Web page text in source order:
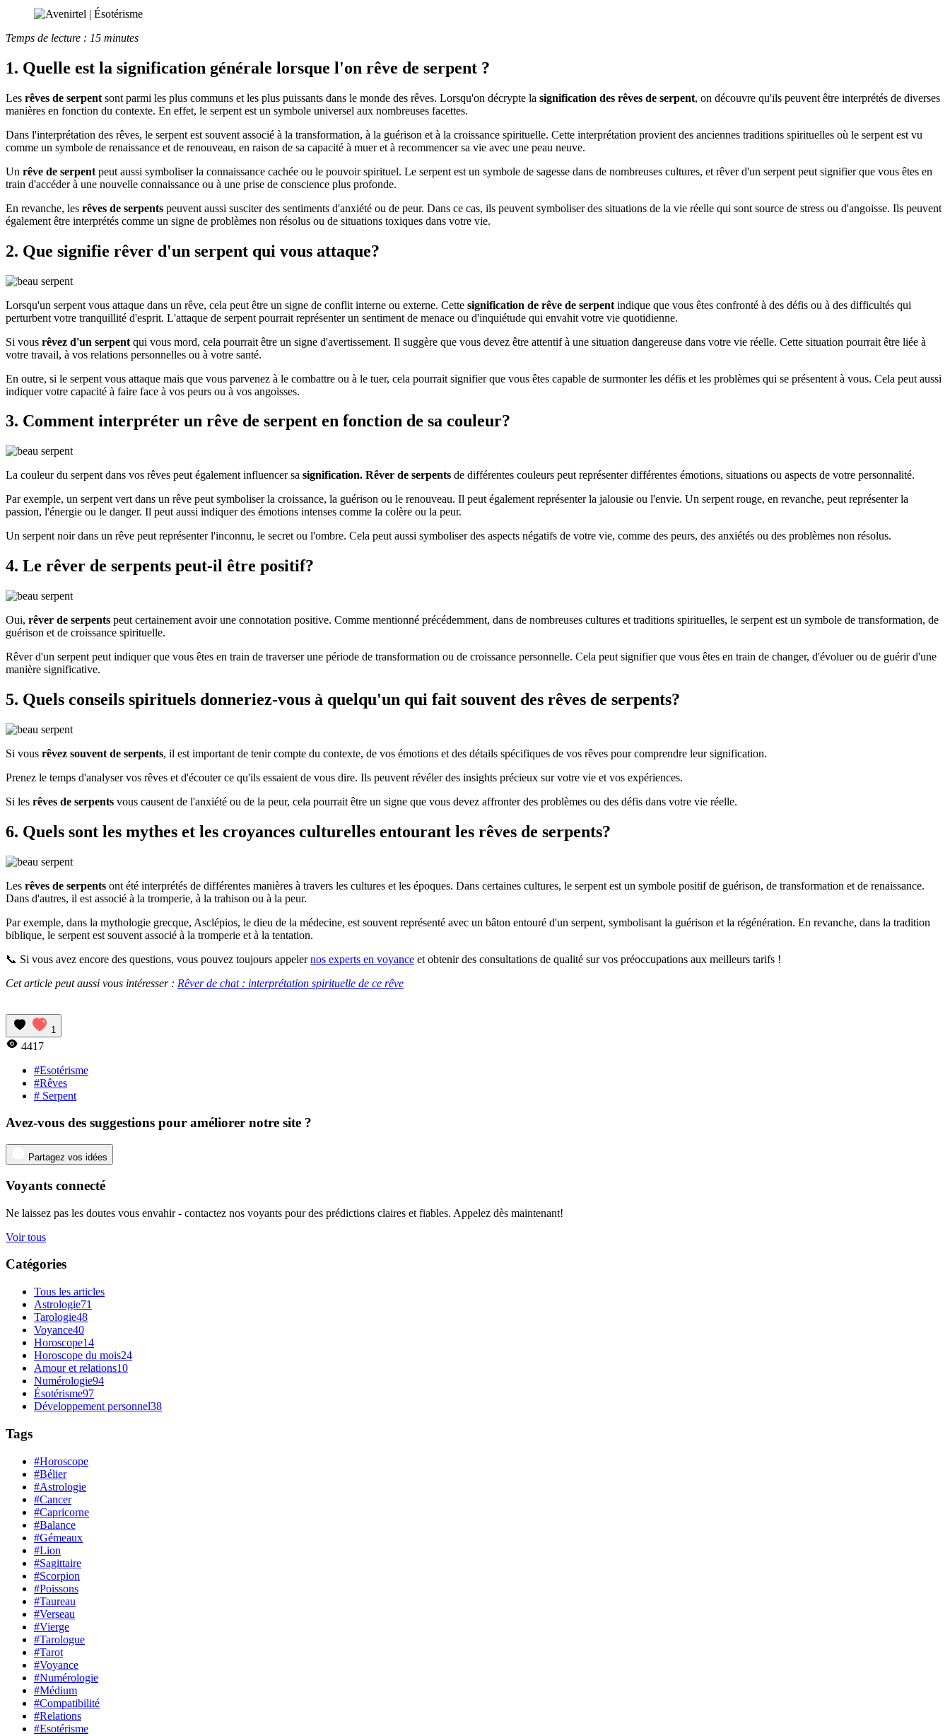
Temps de lecture : 15 minutes
1. Quelle est la signification générale lorsque l'on rêve de serpent ?
Les rêves de serpent sont parmi les plus communs et les plus puissants dans le monde des rêves. Lorsqu'on décrypte la signification des rêves de serpent, on découvre qu'ils peuvent être interprétés de diverses
manières en fonction du contexte. En effet, le serpent est un symbole universel aux nombreuses facettes.
Dans l'interprétation des rêves, le serpent est souvent associé à la transformation, à la guérison et à la croissance spirituelle. Cette interprétation provient des anciennes traditions spirituelles où le serpent est vu
comme un symbole de renaissance et de renouveau, en raison de sa capacité à muer et à recommencer sa vie avec une peau neuve.
Un rêve de serpent peut aussi symboliser la connaissance cachée ou le pouvoir spirituel. Le serpent est un symbole de sagesse dans de nombreuses cultures, et rêver d'un serpent peut signifier que vous êtes en
train d'accéder à une nouvelle connaissance ou à une prise de conscience plus profonde.
En revanche, les rêves de serpents peuvent aussi susciter des sentiments d'anxiété ou de peur. Dans ce cas, ils peuvent symboliser des situations de la vie réelle qui sont source de stress ou d'angoisse. Ils peuvent
également être interprétés comme un signe de problèmes non résolus ou de situations toxiques dans votre vie.
2. Que signifie rêver d'un serpent qui vous attaque?
Lorsqu'un serpent vous attaque dans un rêve, cela peut être un signe de conflit interne ou externe. Cette signification de rêve de serpent indique que vous êtes confronté à des défis ou à des difficultés qui
perturbent votre tranquillité d'esprit. L'attaque de serpent pourrait représenter un sentiment de menace ou d'inquiétude qui envahit votre vie quotidienne.
Si vous rêvez d'un serpent qui vous mord, cela pourrait être un signe d'avertissement. Il suggère que vous devez être attentif à une situation dangereuse dans votre vie réelle. Cette situation pourrait être liée à
votre travail, à vos relations personnelles ou à votre santé.
En outre, si le serpent vous attaque mais que vous parvenez à le combattre ou à le tuer, cela pourrait signifier que vous êtes capable de surmonter les défis et les problèmes qui se présentent à vous. Cela peut aussi
indiquer votre capacité à faire face à vos peurs ou à vos angoisses.
3. Comment interpréter un rêve de serpent en fonction de sa couleur?
La couleur du serpent dans vos rêves peut également influencer sa signification. Rêver de serpents de différentes couleurs peut représenter différentes émotions, situations ou aspects de votre personnalité.
Par exemple, un serpent vert dans un rêve peut symboliser la croissance, la guérison ou le renouveau. Il peut également représenter la jalousie ou l'envie. Un serpent rouge, en revanche, peut représenter la
passion, l'énergie ou le danger. Il peut aussi indiquer des émotions intenses comme la colère ou la peur.
Un serpent noir dans un rêve peut représenter l'inconnu, le secret ou l'ombre. Cela peut aussi symboliser des aspects négatifs de votre vie, comme des peurs, des anxiétés ou des problèmes non résolus.
4. Le rêver de serpents peut-il être positif?
Oui, rêver de serpents peut certainement avoir une connotation positive. Comme mentionné précédemment, dans de nombreuses cultures et traditions spirituelles, le serpent est un symbole de transformation, de
guérison et de croissance spirituelle.
Rêver d'un serpent peut indiquer que vous êtes en train de traverser une période de transformation ou de croissance personnelle. Cela peut signifier que vous êtes en train de changer, d'évoluer ou de guérir d'une
manière significative.
5. Quels conseils spirituels donneriez-vous à quelqu'un qui fait souvent des rêves de serpents?
Si vous rêvez souvent de serpents, il est important de tenir compte du contexte, de vos émotions et des détails spécifiques de vos rêves pour comprendre leur signification.
Prenez le temps d'analyser vos rêves et d'écouter ce qu'ils essaient de vous dire. Ils peuvent révéler des insights précieux sur votre vie et vos expériences.
Si les rêves de serpents vous causent de l'anxiété ou de la peur, cela pourrait être un signe que vous devez affronter des problèmes ou des défis dans votre vie réelle.
6. Quels sont les mythes et les croyances culturelles entourant les rêves de serpents?
Les rêves de serpents ont été interprétés de différentes manières à travers les cultures et les époques. Dans certaines cultures, le serpent est un symbole positif de guérison, de transformation et de renaissance.
Dans d'autres, il est associé à la tromperie, à la trahison ou à la peur.
Par exemple, dans la mythologie grecque, Asclépios, le dieu de la médecine, est souvent représenté avec un bâton entouré d'un serpent, symbolisant la guérison et la régénération. En revanche, dans la tradition
biblique, le serpent est souvent associé à la tromperie et à la tentation.
📞 Si vous avez encore des questions, vous pouvez toujours appelernos experts en voyance et obtenir des consultations de qualité sur vos préoccupations aux meilleurs tarifs !
Cet article peut aussi vous intéresser : Rêver de chat : interprétation spirituelle de ce rêve
1
4417
#Esotérisme
#Rêves
# Serpent
Avez-vous des suggestions pour améliorer notre site ?
Partagez vos idées
Voyants connecté
Ne laissez pas les doutes vous envahir - contactez nos voyants pour des prédictions claires et fiables. Appelez dès maintenant!
Voir tous
Catégories
Tous les articles
Astrologie71
Tarologie48
Voyance40
Horoscope14
Horoscope du mois24
Amour et relations10
Numérologie94
Ésotérisme97
Développement personnel38
Tags
#Horoscope
#Bélier
#Astrologie
#Cancer
#Capricorne
#Balance
#Gémeaux
#Lion
#Sagittaire
#Scorpion
#Poissons
#Taureau
#Verseau
#Vierge
#Tarologue
#Tarot
#Voyance
#Numérologie
#Médium
#Compatibilité
#Relations
#Esotérisme